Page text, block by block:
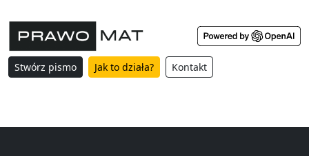
Stwórz pismo Jak to działa? Kontakt